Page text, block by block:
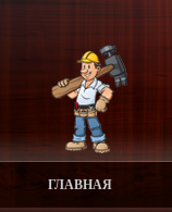
ГЛАВНАЯ